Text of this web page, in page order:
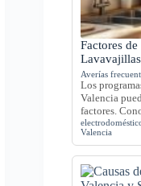
Factores
Averías
Los
Valencia
factores.
Valencia